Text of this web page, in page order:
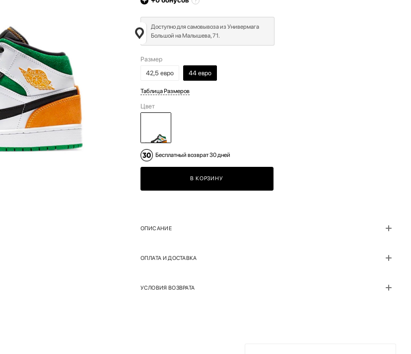
Доступно для самовывоза из Универмага
Большой на Малышева, 71.
Размер
42,5 евро
44 евро
Таблица Размеров
Цвет
Бесплатный возврат 30 дней
В КОРЗИНУ
ОПИСАНИЕ
ОПЛАТА И ДОСТАВКА
УСЛОВИЯ ВОЗВРАТА